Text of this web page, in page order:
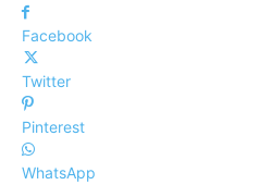
Facebook
Twitter
Pinterest
WhatsApp